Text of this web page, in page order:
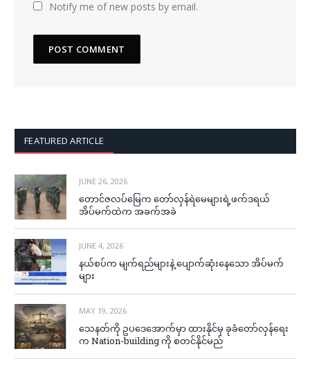
Notify me of new posts by email.
FEATURED ARTICLE
JUNE 26, 2026
တောင်ဇလပ်မြေက တော်လှန်ရဲမေများရဲ့ဖက်ဒရယ်
အိပ်မက်ထဲက အခက်အခဲ
JUNE 4, 2026
နယ်စပ်က မျက်ရည်များနဲ့ ပျောက်ဆုံးနေသော အိပ်မက်
များ
MAY 19, 2026
သေနတ်ကို ဥပဒေအောက်မှာ ထားနိုင်မှ ခုခံတော်လှန်ရေး
က Nation-building ကို စတင်နိုင်မည်